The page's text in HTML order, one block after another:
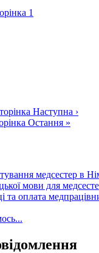
1
Наступна ›
Остання »
медсестер в
мови для
та оплата